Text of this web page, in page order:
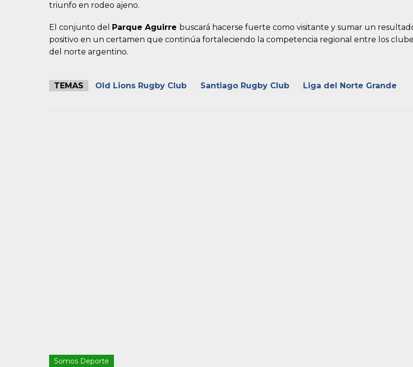
triunfo en rodeo ajeno.
El conjunto del Parque Aguirre buscará hacerse fuerte como visitante y sumar un
positivo en un certamen que continúa fortaleciendo la competencia regional entre los
del norte argentino.
TEMAS Old Lions Rugby Club Santiago Rugby Club Liga del Norte Grande